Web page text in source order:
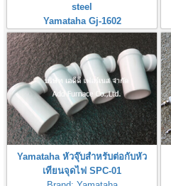
steel
Yamataha Gj-1602
Yamataha หัวจุ๊บสำหรับต่อกับหัว
เทียนจุดไฟ SPC-01